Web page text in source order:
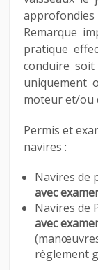
Remarque
pratique
conduire
uniquement
moteur et/ou
Permis et
navires :
Navires de
avec
Navires de
avec
règlement